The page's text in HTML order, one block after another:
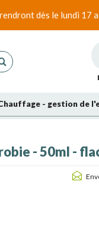
dès le lundi 17
- gestion de
- 50ml -